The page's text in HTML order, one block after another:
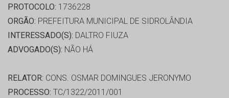
PROTOCOLO: 1736228
ORGÃO: PREFEITURA MUNICIPAL DE SIDROLÂNDIA
INTERESSADO(S): DALTRO FIUZA
ADVOGADO(S): NÃO HÁ
RELATOR: CONS. OSMAR DOMINGUES JERONYMO
PROCESSO: TC/1322/2011/001